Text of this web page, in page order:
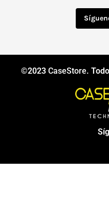
©2023 CaseStore.